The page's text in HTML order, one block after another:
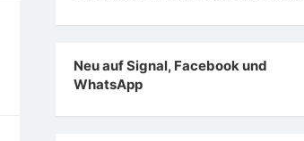
Neu auf Signal, Facebook und
WhatsApp